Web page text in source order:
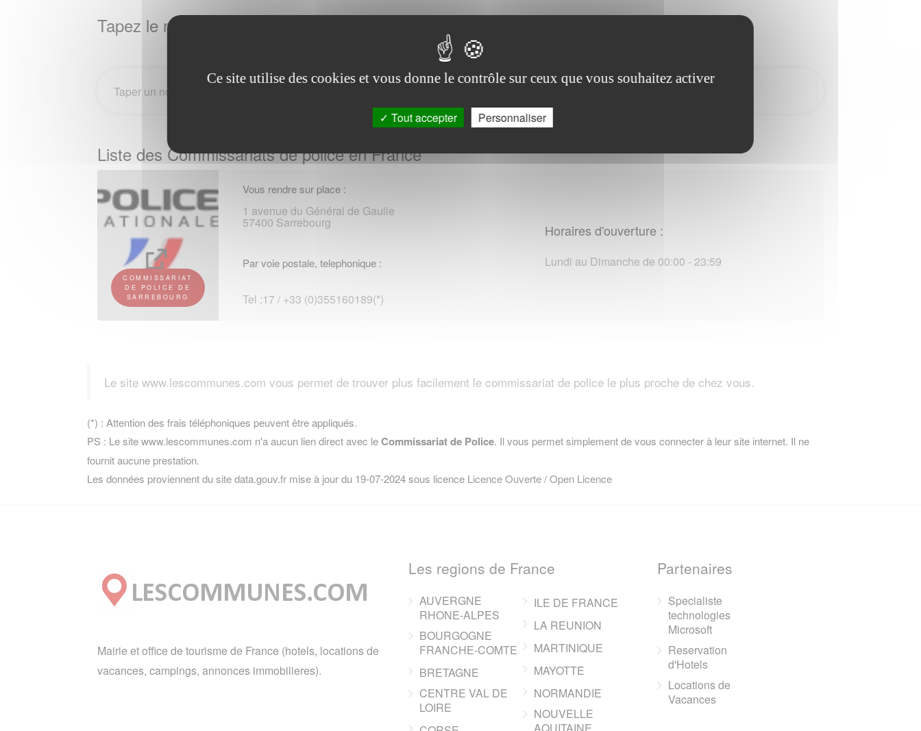
Tapez le nom de la Ville / Commune
Liste des Commissariats de police en France
COMMISSARIAT
DE POLICE DE
SARREBOURG
Vous rendre sur place :
1 avenue du Général de Gaulle
57400 Sarrebourg
Par voie postale, telephonique :
Tel :17 / +33 (0)355160189(*)
Horaires d'ouverture :
Lundi au Dimanche de 00:00 - 23:59
Le site www.lescommunes.com vous permet de trouver plus facilement le commissariat de police le plus proche de chez vous.
(*) : Attention des frais téléphoniques peuvent être appliqués.
PS : Le site www.lescommunes.com n'a aucun lien direct avec leCommissariat de Police. Il vous permet simplement de vous connecter à leur site internet. Il ne
fournit aucune prestation.
Les données proviennent du site data.gouv.fr mise à jour du 19-07-2024 sous licence Licence Ouverte / Open Licence
Mairie et office de tourisme de France (hotels, locations de
vacances, campings, annonces immobilieres).
Les regions de France
AUVERGNE
RHONE-ALPES
BOURGOGNE
FRANCHE-COMTE
BRETAGNE
CENTRE VAL DE
LOIRE
ILE DE FRANCE
LA REUNION
MARTINIQUE
MAYOTTE
NORMANDIE
NOUVELLE
Partenaires
Specialiste
technologies
Microsoft
Reservation
d'Hotels
Locations de
Vacances
Ce site utilise des cookies et vous donne le contrôle sur ceux que vous souhaitez activer
Tout accepter Personnaliser